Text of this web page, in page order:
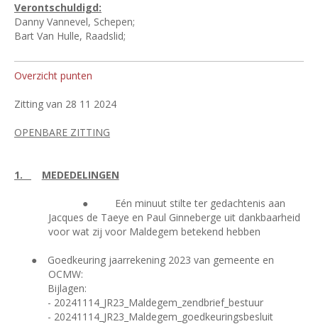
Verontschuldigd:
Danny Vannevel, Schepen;
Bart Van Hulle, Raadslid;
Overzicht punten
Zitting van 28 11 2024
OPENBARE ZITTING
1. MEDEDELINGEN
●
Eén minuut stilte ter gedachtenis aan
Jacques de Taeye en Paul Ginneberge uit dankbaarheid
voor wat zij voor Maldegem betekend hebben
●
Goedkeuring jaarrekening 2023 van gemeente en
OCMW:
Bijlagen:
- 20241114_JR23_Maldegem_zendbrief_bestuur
- 20241114_JR23_Maldegem_goedkeuringsbesluit